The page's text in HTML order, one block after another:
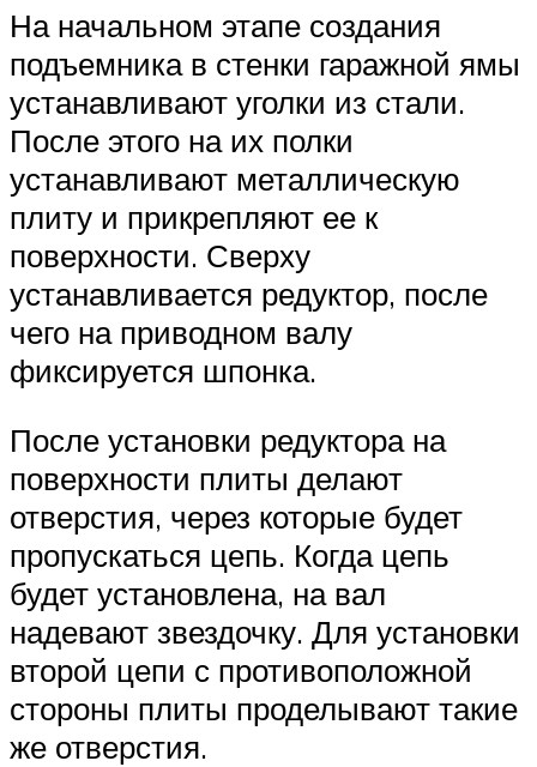
На начальном этапе создания
подъемника в стенки гаражной ямы
устанавливают уголки из стали.
После этого на их полки
устанавливают металлическую
плиту и прикрепляют ее к
поверхности. Сверху
устанавливается редуктор, после
чего на приводном валу
фиксируется шпонка.
После установки редуктора на
поверхности плиты делают
отверстия, через которые будет
пропускаться цепь. Когда цепь
будет установлена, на вал
надевают звездочку. Для установки
второй цепи с противоположной
стороны плиты проделывают такие
же отверстия.